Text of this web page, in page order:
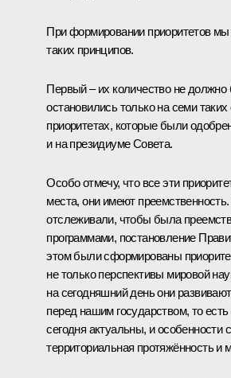
При формировании приоритетов мы
таких принципов.
Первый – их количество не
остановились только на семи
приоритетах, которые были
и на президиуме Совета.
Особо отмечу, что все эти
места, они имеют
отслеживали, чтобы была
программами, постановление
этом были сформированы
не только перспективы мировой
на сегодняшний день они
перед нашим государством, то
сегодня актуальны, и особенности
территориальная протяжённость и